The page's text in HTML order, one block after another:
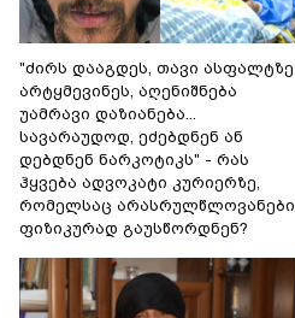
"ძირს დააგდეს, თავი ასფალტზე
არტყმევინეს, აღენიშნება
უამრავი დაზიანება...
სავარაუდოდ, ეძებდნენ ან
დებდნენ ნარკოტიკს" - რას
ჰყვება ადვოკატი კურიერზე,
რომელსაც არასრულწლოვანები
ფიზიკურად გაუსწორდნენ?